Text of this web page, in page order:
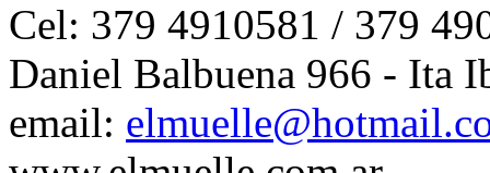
Cel: 379 4910581 / 379
Daniel Balbuena 966 - Ita
email: